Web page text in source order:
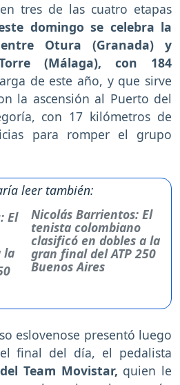
tres de las cuatro etapas
domingo se celebra la
Otura (Granada) y
(Málaga), con 184
de este año, y que sirve
la ascensión al Puerto del
con 17 kilómetros de
para romper el grupo
leer también:
Nicolás Barrientos: El
tenista colombiano
clasificó en dobles a la
gran final del ATP 250
Buenos Aires
eslovenose presentó luego
final del día, el pedalista
Team Movistar, quien le